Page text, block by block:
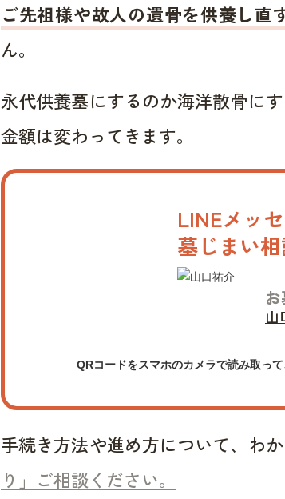
ご先祖様や故人の遺骨を供養し直
ん。
永代供養墓にするのか海洋散骨に
金額は変わってきます。
LINEメッ
墓じまい
山
QRコードをスマホのカメラで読み取っ
手続き方法や進め方について、わか
り」ご相談ください。